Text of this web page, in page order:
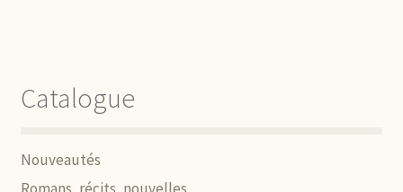
Catalogue
Nouveautés